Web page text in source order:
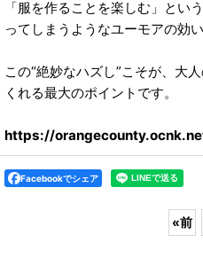
「服を作ることを楽しむ」とい
ってしまうようなユーモアの効
この“絶妙なハズし”こそが、大
くれる最大のポイントです。
https://
Facebookでシェア
«前